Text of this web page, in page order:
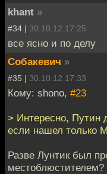
khant »
#34 | 30.10.12 17:25
все ясно и по делу
Собакевич »
#35 | 30.10.12 17:33
Кому: shono, #23
> Интересно, Путин
если нашел только
Разве Лунтик был
местоблюстителем?